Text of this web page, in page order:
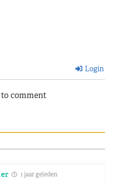
Login
comment
1 jaar geleden